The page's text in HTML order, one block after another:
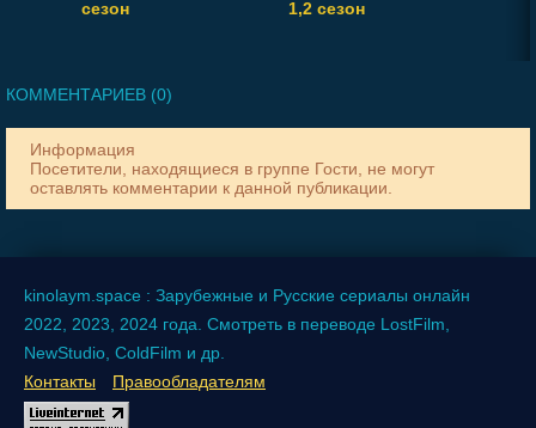
сезон
1,2 сезон
КОММЕНТАРИЕВ (0)
Информация
Посетители, находящиеся в группе Гости, не могут
оставлять комментарии к данной публикации.
kinolaym.space : Зарубежные и Русские сериалы онлайн
2022, 2023, 2024 года. Смотреть в переводе LostFilm,
NewStudio, ColdFilm и др.
Контакты
Правообладателям